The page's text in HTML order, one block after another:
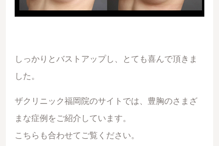
しっかりとバストアップし、とても喜んで頂きま
した。
ザクリニック福岡院のサイトでは、豊胸のさまざ
まな症例をご紹介しています。
こちらも合わせてご覧ください。